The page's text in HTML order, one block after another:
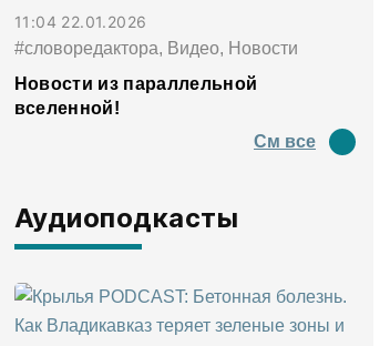
11:04 22.01.2026
#словоредактора, Видео, Новости
Новости из параллельной
вселенной!
См все
Аудиоподкасты